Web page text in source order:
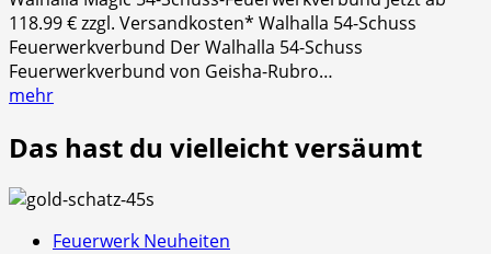
118.99 € zzgl. Versandkosten* Walhalla 54-Schuss
Feuerwerkverbund Der Walhalla 54-Schuss
Feuerwerkverbund von Geisha-Rubro…
mehr
Das hast du vielleicht versäumt
Feuerwerk Neuheiten